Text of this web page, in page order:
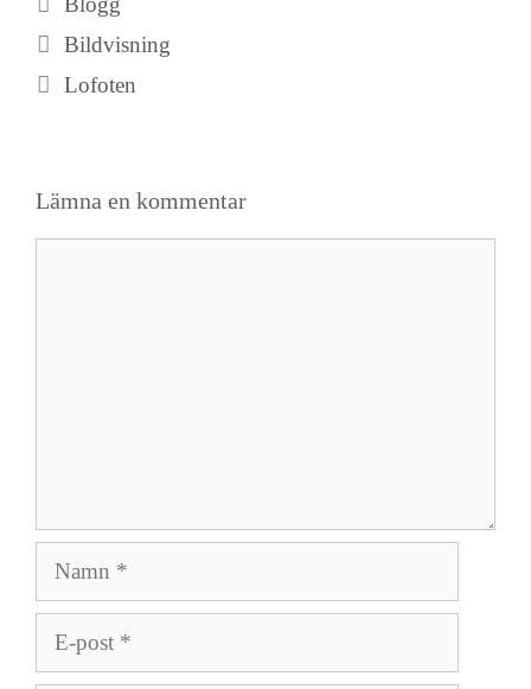
Bildvisning
Lofoten
Lämna en kommentar
Namn
E-
post